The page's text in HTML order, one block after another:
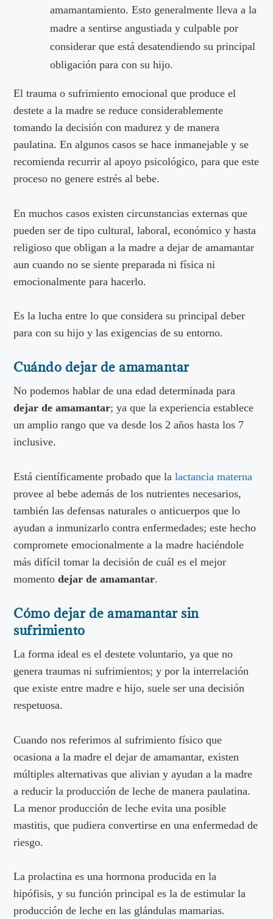
amamantamiento. Esto generalmente lleva a la
madre a sentirse angustiada y culpable por
considerar que está desatendiendo su principal
obligación para con su hijo.
El trauma o sufrimiento emocional que produce el
destete a la madre se reduce considerablemente
tomando la decisión con madurez y de manera
paulatina. En algunos casos se hace inmanejable y se
recomienda recurrir al apoyo psicológico, para que este
proceso no genere estrés al bebe.
En muchos casos existen circunstancias externas que
pueden ser de tipo cultural, laboral, económico y hasta
religioso que obligan a la madre a dejar de amamantar
aun cuando no se siente preparada ni física ni
emocionalmente para hacerlo.
Es la lucha entre lo que considera su principal deber
para con su hijo y las exigencias de su entorno.
Cuándo dejar de amamantar
No podemos hablar de una edad determinada para
dejar de amamantar; ya que la experiencia establece
un amplio rango que va desde los 2 años hasta los 7
inclusive.
Está científicamente probado que lalactancia materna
provee al bebe además de los nutrientes necesarios,
también las defensas naturales o anticuerpos que lo
ayudan a inmunizarlo contra enfermedades; este hecho
compromete emocionalmente a la madre haciéndole
más difícil tomar la decisión de cuál es el mejor
momentodejar de amamantar.
Cómo dejar de amamantar sin
sufrimiento
La forma ideal es el destete voluntario, ya que no
genera traumas ni sufrimientos; y por la interrelación
que existe entre madre e hijo, suele ser una decisión
respetuosa.
Cuando nos referimos al sufrimiento físico que
ocasiona a la madre el dejar de amamantar, existen
múltiples alternativas que alivian y ayudan a la madre
a reducir la producción de leche de manera paulatina.
La menor producción de leche evita una posible
mastitis, que pudiera convertirse en una enfermedad de
riesgo.
La prolactina es una hormona producida en la
hipófisis, y su función principal es la de estimular la
producción de leche en las glándulas mamarias.